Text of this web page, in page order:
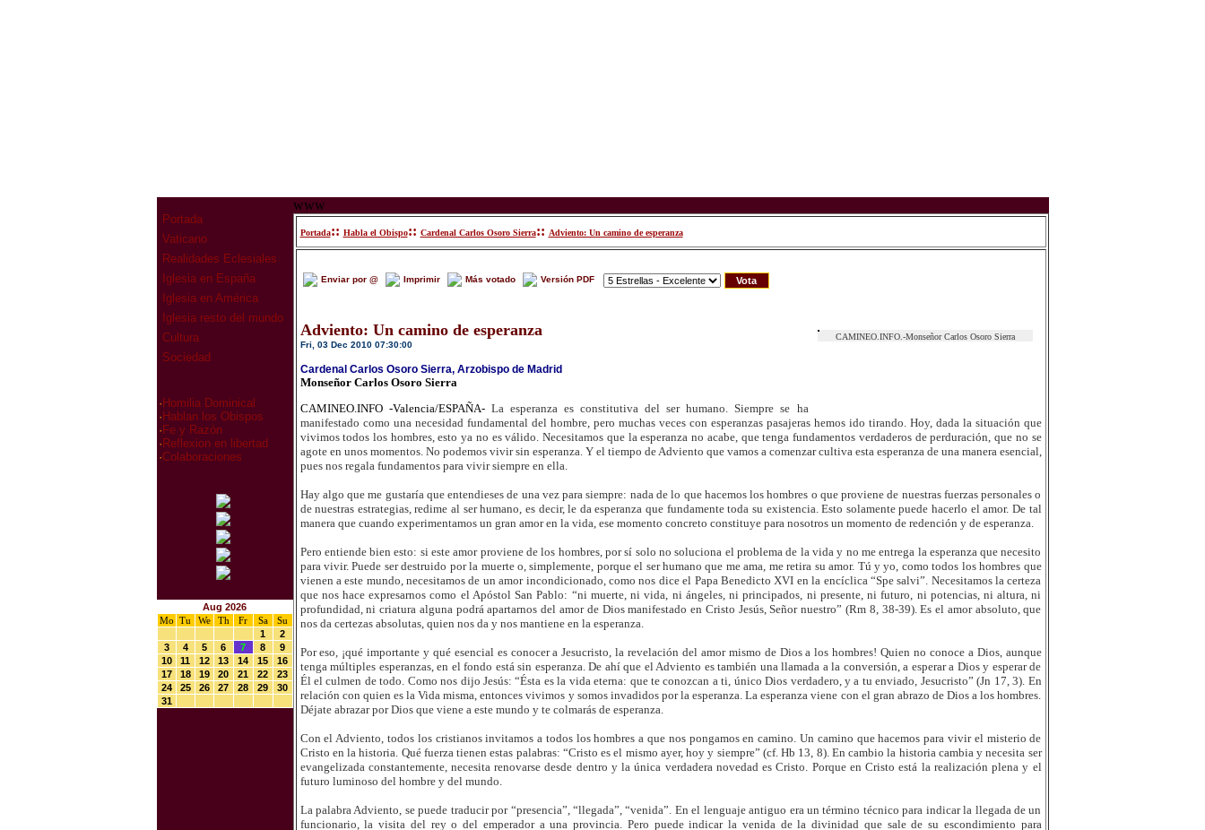
Portada
Vaticano
Realidades Eclesiales
Iglesia en España
Iglesia en América
Iglesia resto del mundo
Cultura
Sociedad
· Homilia Dominical
· Hablan los Obispos
· Fe y Razón
· Reflexion en libertad
·Colaboraciones
Aug 2026
Mo Tu We Th Fr Sa
Su
1
2
3
4 5 6 7 8
9
10
11 12 13 14 15
16
17
18 19 20 21 22
23
24
25 26 27 28 29
30
31
www
Portada:: Habla el Obispo:: Cardenal Carlos Osoro Sierra:: Adviento: Un camino de esperanza
Enviar por @ Imprimir Más votado Versión PDF
CAMINEO.INFO.-Monseñor Carlos Osoro Sierra
Adviento: Un camino de esperanza
Fri, 03 Dec 2010 07:30:00
Cardenal Carlos Osoro Sierra, Arzobispo de Madrid
Monseñor Carlos Osoro Sierra
CAMINEO.INFO -Valencia/ESPAÑA- La esperanza es constitutiva del ser humano. Siempre se ha
manifestado como una necesidad fundamental del hombre, pero muchas veces con esperanzas pasajeras hemos ido tirando. Hoy, dada la situación que
vivimos todos los hombres, esto ya no es válido. Necesitamos que la esperanza no acabe, que tenga fundamentos verdaderos de perduración, que no se
agote en unos momentos. No podemos vivir sin esperanza. Y el tiempo de Adviento que vamos a comenzar cultiva esta esperanza de una manera esencial,
pues nos regala fundamentos para vivir siempre en ella.
Hay algo que me gustaría que entendieses de una vez para siempre: nada de lo que hacemos los hombres o que proviene de nuestras fuerzas personales o
de nuestras estrategias, redime al ser humano, es decir, le da esperanza que fundamente toda su existencia. Esto solamente puede hacerlo el amor. De tal
manera que cuando experimentamos un gran amor en la vida, ese momento concreto constituye para nosotros un momento de redención y de esperanza.
Pero entiende bien esto: si este amor proviene de los hombres, por sí solo no soluciona el problema de la vida y no me entrega la esperanza que necesito
para vivir. Puede ser destruido por la muerte o, simplemente, porque el ser humano que me ama, me retira su amor. Tú y yo, como todos los hombres que
vienen a este mundo, necesitamos de un amor incondicionado, como nos dice el Papa Benedicto XVI en la encíclica “Spe salvi”. Necesitamos la certeza
que nos hace expresarnos como el Apóstol San Pablo: “ni muerte, ni vida, ni ángeles, ni principados, ni presente, ni futuro, ni potencias, ni altura, ni
profundidad, ni criatura alguna podrá apartarnos del amor de Dios manifestado en Cristo Jesús, Señor nuestro” (Rm 8, 38-39). Es el amor absoluto, que
nos da certezas absolutas, quien nos da y nos mantiene en la esperanza.
Por eso, ¡qué importante y qué esencial es conocer a Jesucristo, la revelación del amor mismo de Dios a los hombres! Quien no conoce a Dios, aunque
tenga múltiples esperanzas, en el fondo está sin esperanza. De ahí que el Adviento es también una llamada a la conversión, a esperar a Dios y esperar de
Él el culmen de todo. Como nos dijo Jesús: “Ésta es la vida eterna: que te conozcan a ti, único Dios verdadero, y a tu enviado, Jesucristo” (Jn 17, 3). En
relación con quien es la Vida misma, entonces vivimos y somos invadidos por la esperanza. La esperanza viene con el gran abrazo de Dios a los hombres.
Déjate abrazar por Dios que viene a este mundo y te colmarás de esperanza.
Con el Adviento, todos los cristianos invitamos a todos los hombres a que nos pongamos en camino. Un camino que hacemos para vivir el misterio de
Cristo en la historia. Qué fuerza tienen estas palabras: “Cristo es el mismo ayer, hoy y siempre” (cf. Hb 13, 8). En cambio la historia cambia y necesita ser
evangelizada constantemente, necesita renovarse desde dentro y la única verdadera novedad es Cristo. Porque en Cristo está la realización plena y el
futuro luminoso del hombre y del mundo.
La palabra Adviento, se puede traducir por “presencia”, “llegada”, “venida”. En el lenguaje antiguo era un término técnico para indicar la llegada de un
funcionario, la visita del rey o del emperador a una provincia. Pero puede indicar la venida de la divinidad que sale de su escondimiento para